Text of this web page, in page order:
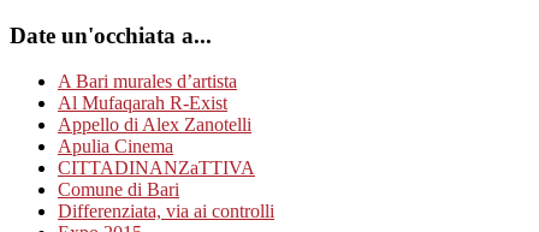
Date un'occhiata a...
A Bari murales d’artista
Al Mufaqarah R-Exist
Appello di Alex Zanotelli
Apulia Cinema
CITTADINANZaTTIVA
Comune di Bari
Differenziata, via ai controlli